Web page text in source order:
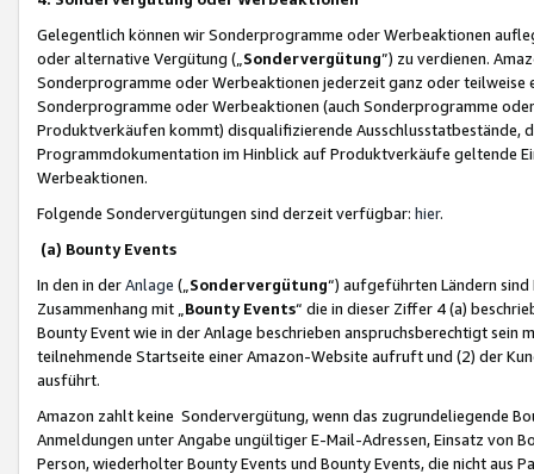
Gelegentlich können wir Sonderprogramme oder Werbeaktionen
oder alternative Vergütung („ Sondervergütung”) zu verdienen.
Sonderprogramme oder Werbeaktionen jederzeit ganz oder
Sonderprogramme oder Werbeaktionen (auch Sonderprogramme
Produktverkäufen kommt) disqualifizierende Ausschlusstatbestände,
Programmdokumentation im Hinblick auf Produktverkäufe geltende
Werbeaktionen.
Folgende Sondervergütungen sind derzeit verfügbar: hier.
(a) Bounty Events
In den in derAnlage („ Sondervergütung“) aufgeführten Ländern
Zusammenhang mit „ Bounty Events“ die in dieser Ziffer 4 (a)
Bounty Event wie in der Anlage beschrieben anspruchsberechtigt sein
teilnehmende Startseite einer Amazon-Website aufruft und (2) der
ausführt.
Amazon zahlt keine Sondervergütung, wenn das zugrundeliegende
Anmeldungen unter Angabe ungültiger E-Mail-Adressen, Einsatz von
Person, wiederholter Bounty Events und Bounty Events, die nicht